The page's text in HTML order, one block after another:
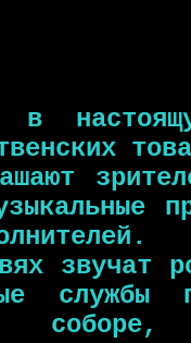
в
звучат
службы